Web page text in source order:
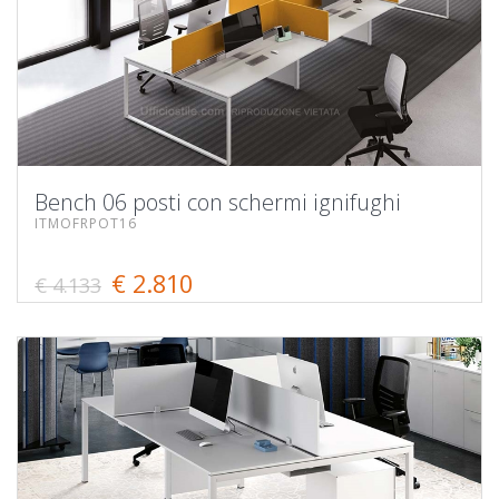
Bench 06 posti con schermi ignifughi
ITMOFRPOT16
€ 4.133 € 2.810